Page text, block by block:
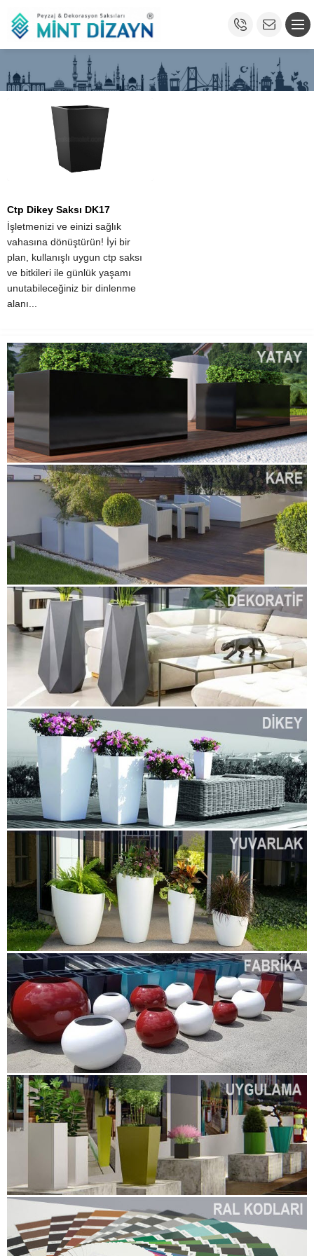
Ctp Dikey Saksı DK17
İşletmenizi ve einizi sağlık
vahasına dönüştürün! İyi bir
plan, kullanışlı uygun ctp saksı
ve bitkileri ile günlük yaşamı
unutabileceğiniz bir dinlenme
alanı...